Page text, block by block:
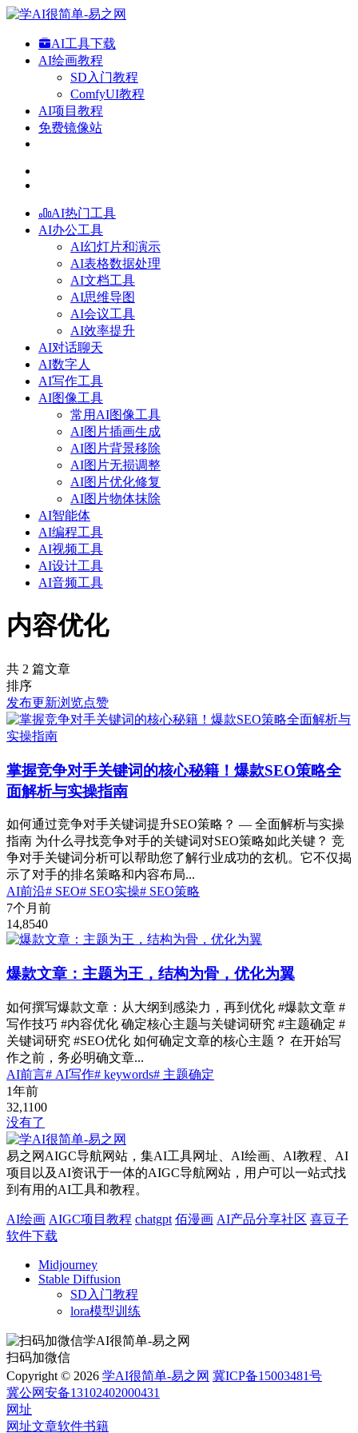
AI工具下载
AI绘画教程
SD入门教程
ComfyUI教程
AI项目教程
免费镜像站
AI热门工具
AI办公工具
AI幻灯片和演示
AI表格数据处理
AI文档工具
AI思维导图
AI会议工具
AI效率提升
AI对话聊天
AI数字人
AI写作工具
AI图像工具
常用AI图像工具
AI图片插画生成
AI图片背景移除
AI图片无损调整
AI图片优化修复
AI图片物体抹除
AI智能体
AI编程工具
AI视频工具
AI设计工具
AI音频工具
内容优化
共 2 篇文章
排序
发布更新浏览点赞
掌握竞争对手关键词的核心秘籍！爆款SEO策略全
面解析与实操指南
如何通过竞争对手关键词提升SEO策略？ — 全面解析与实操
指南 为什么寻找竞争对手的关键词对SEO策略如此关键？ 竞
争对手关键词分析可以帮助您了解行业成功的玄机。它不仅揭
示了对手的排名策略和内容布局...
AI前沿# SEO# SEO实操# SEO策略
7个月前
14,8540
爆款文章：主题为王，结构为骨，优化为翼
如何撰写爆款文章：从大纲到感染力，再到优化 #爆款文章 #
写作技巧 #内容优化 确定核心主题与关键词研究 #主题确定 #
关键词研究 #SEO优化 如何确定文章的核心主题？ 在开始写
作之前，务必明确文章...
AI前言# AI写作# keywords# 主题确定
1年前
32,1100
没有了
易之网AIGC导航网站，集AI工具网址、AI绘画、AI教程、AI
项目以及AI资讯于一体的AIGC导航网站，用户可以一站式找
到有用的AI工具和教程。
AI绘画 AIGC项目教程 chatgpt 佰漫画 AI产品分享社区 喜豆子
软件下载
Midjourney
Stable Diffusion
SD入门教程
lora模型训练
扫码加微信
Copyright © 2026 学AI很简单-易之网 冀ICP备15003481号
冀公网安备13102402000431
网址
网址文章软件书籍